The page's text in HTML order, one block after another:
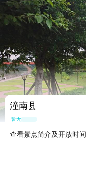
潼南县
暂无点评
查看景点简介及开放时间
